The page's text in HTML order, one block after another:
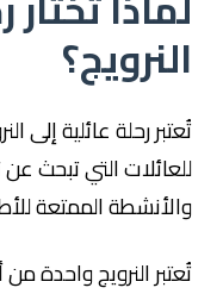
النرويج؟
تُعتبر رحلة عائلية إلى
للعائلات التي تبحث عن
والأنشطة الممتعة
تُعتبر النرويج واحدة